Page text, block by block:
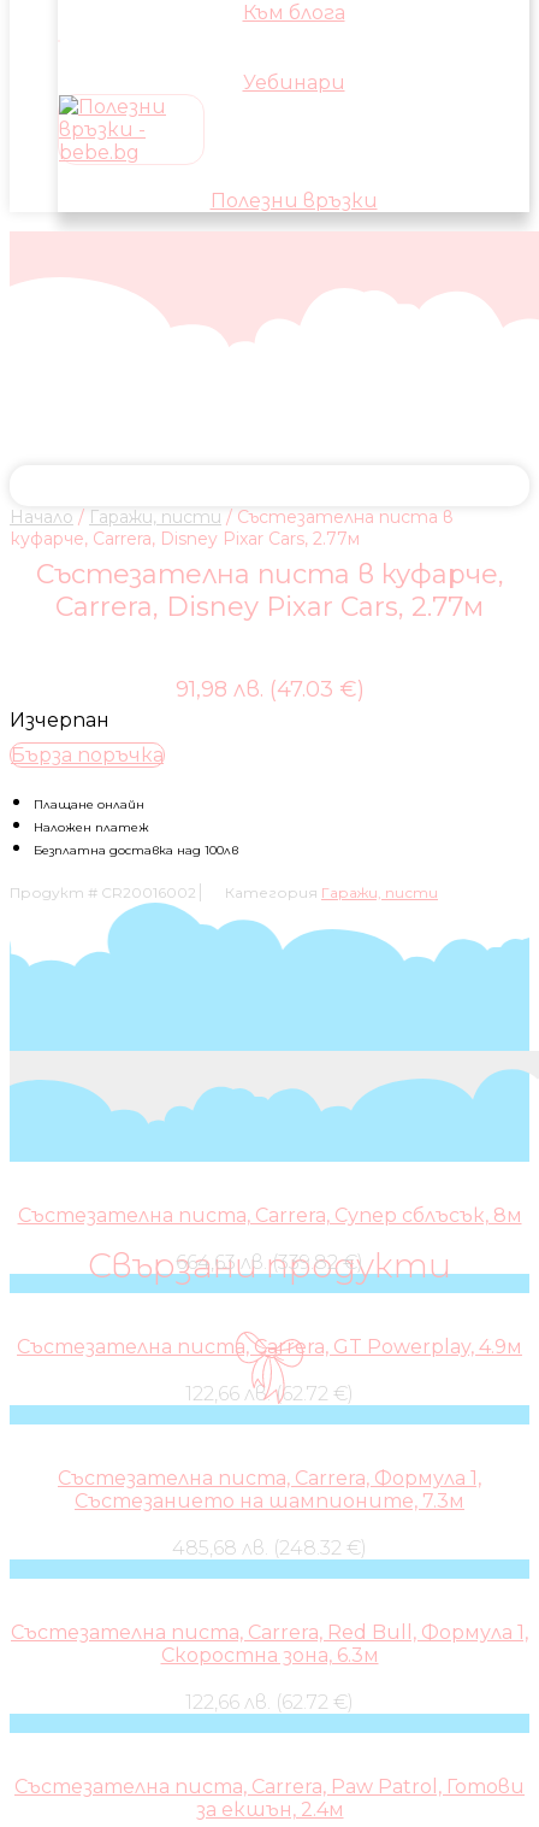
Към блога
Уебинари
Полезни връзки
Начало / Гаражи, писти / Състезателна писта в
куфарче, Carrera, Disney Pixar Cars, 2.77м
Състезателна писта в куфарче,
Carrera, Disney Pixar Cars, 2.77м
91,98 лв. (47.03 €)
Изчерпан
Бърза поръчка
Плащане онлайн
Наложен платеж
Безплатна доставка над 100лв
Продукт # CR20016002 Категория Гаражи, писти
Свързани продукти
Състезателна писта, Carrera, Супер сблъсък, 8м
664,63 лв. (339.82 €)
Състезателна писта, Carrera, GT Powerplay, 4.9м
122,66 лв. (62.72 €)
Състезателна писта, Carrera, Формула 1,
Състезанието на шампионите, 7.3м
485,68 лв. (248.32 €)
Състезателна писта, Carrera, Red Bull, Формула 1,
Скоростна зона, 6.3м
122,66 лв. (62.72 €)
Състезателна писта, Carrera, Paw Patrol, Готови
за екшън, 2.4м